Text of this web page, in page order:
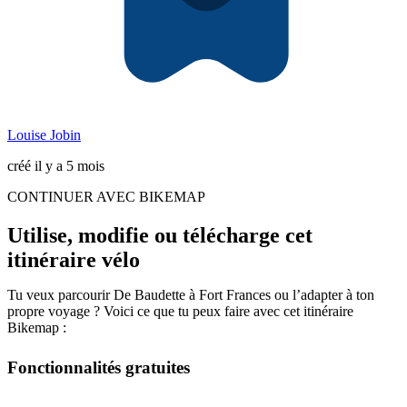
Louise Jobin
créé il y a 5 mois
CONTINUER AVEC BIKEMAP
Utilise, modifie ou télécharge cet
itinéraire vélo
Tu veux parcourir De Baudette à Fort Frances ou l’adapter à ton
propre voyage ? Voici ce que tu peux faire avec cet itinéraire
Bikemap :
Fonctionnalités gratuites